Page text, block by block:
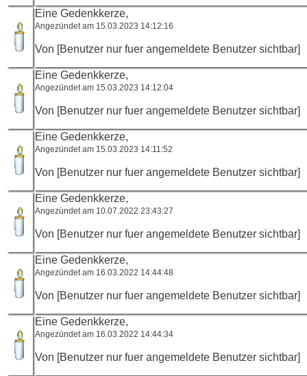
Eine Gedenkkerze,
Angezündet am 15.03.2023 14:12:16
Von [Benutzer nur fuer angemeldete Benutzer sichtbar]
Eine Gedenkkerze,
Angezündet am 15.03.2023 14:12:04
Von [Benutzer nur fuer angemeldete Benutzer sichtbar]
Eine Gedenkkerze,
Angezündet am 15.03.2023 14:11:52
Von [Benutzer nur fuer angemeldete Benutzer sichtbar]
Eine Gedenkkerze,
Angezündet am 10.07.2022 23:43:27
Von [Benutzer nur fuer angemeldete Benutzer sichtbar]
Eine Gedenkkerze,
Angezündet am 16.03.2022 14:44:48
Von [Benutzer nur fuer angemeldete Benutzer sichtbar]
Eine Gedenkkerze,
Angezündet am 16.03.2022 14:44:34
Von [Benutzer nur fuer angemeldete Benutzer sichtbar]